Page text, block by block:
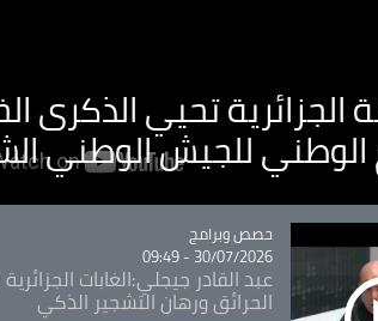
الجزائرية تحيي الذكرى
الوطني للجيش الوطني
Catégorie
حصص وبرامج
30/07/2026 - 09:49
عبد القادر جيجلي:الغابات
الحرائق ورهان التشجير الذكي